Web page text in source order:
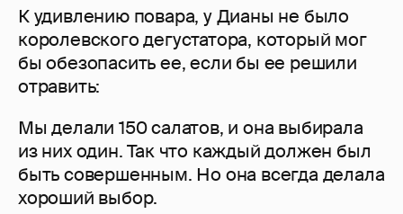
К удивлению повара, у Дианы не было
королевского дегустатора, который мог
бы обезопасить ее, если бы ее решили
отравить:
Мы делали 150 салатов, и она выбирала
из них один. Так что каждый должен был
быть совершенным. Но она всегда делала
хороший выбор.